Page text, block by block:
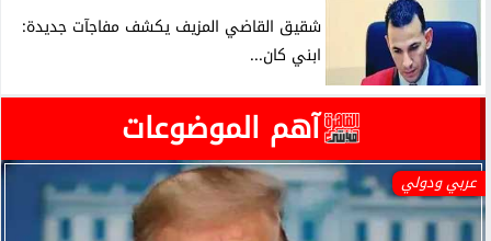
شقيق القاضي المزيف يكشف مفاجآت جديدة:
ابني كان...
آهم الموضوعات
عربي ودولي